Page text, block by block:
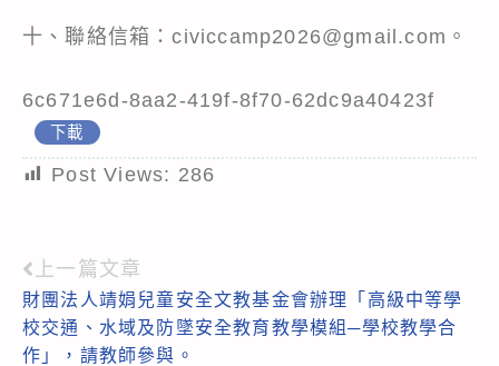
十、聯絡信箱：civiccamp2026@gmail.com。
6c671e6d-8aa2-419f-8f70-62dc9a40423f
下載
Post Views: 286
Read
more
articles
上一篇文章
財團法人靖娟兒童安全文教基金會辦理「高級中等學
校交通、水域及防墜安全教育教學模組─學校教學合
作」，請教師參與。